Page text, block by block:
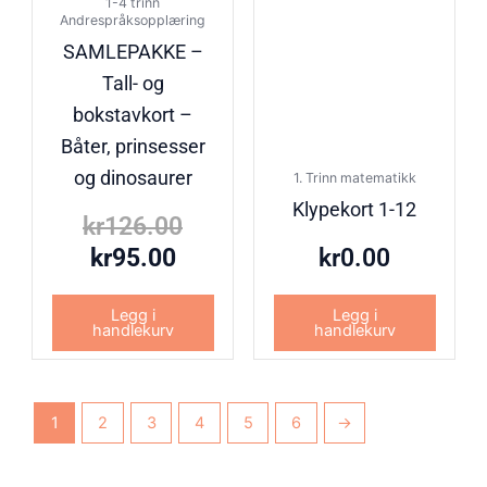
Andrespråksopplæring
SAMLEPAKKE –
Tall- og
bokstavkort –
Båter, prinsesser
og dinosaurer
kr126.00
kr95.00
Legg i
handlekurv
1. Trinn matematikk
Klypekort 1-12
kr0.00
Legg i
handlekurv
1 2 3 4 5 6 →